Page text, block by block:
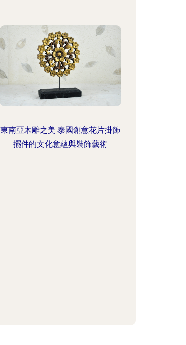
東南亞木雕之美 泰國創意花片掛飾
擺件的文化意蘊與裝飾藝術